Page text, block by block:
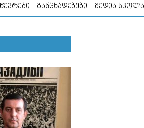
ᲬᲔᲕᲠᲔᲑᲘ ᲒᲐᲜᲪᲮᲐᲓᲔᲑᲔᲑᲘ ᲛᲔᲓᲘᲐ ᲡᲙᲝᲚᲐ